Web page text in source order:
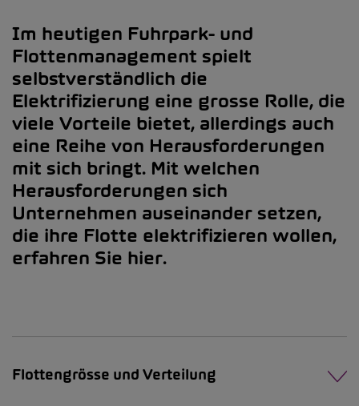
Im heutigen Fuhrpark- und
Flottenmanagement spielt
selbstverständlich die
Elektrifizierung eine grosse Rolle, die
viele Vorteile bietet, allerdings auch
eine Reihe von Herausforderungen
mit sich bringt. Mit welchen
Herausforderungen sich
Unternehmen auseinander setzen,
die ihre Flotte elektrifizieren wollen,
erfahren Sie hier.
Flottengrösse und Verteilung